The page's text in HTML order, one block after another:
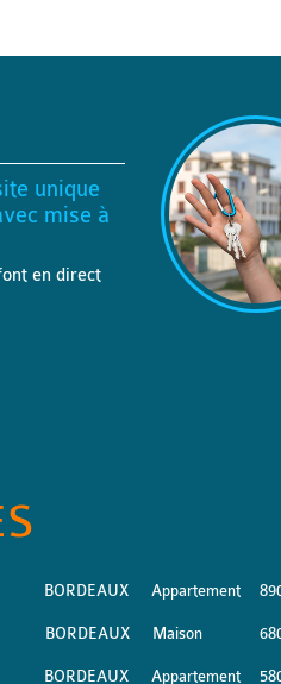
unique
mise à
en direct
BORDEAUX Appartement
BORDEAUX Maison
BORDEAUX Appartement